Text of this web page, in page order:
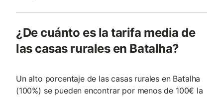
¿De cuánto es la tarifa media de
las casas rurales en Batalha?
Un alto porcentaje de las casas rurales en Batalha
(100%) se pueden encontrar por menos de 100€ la